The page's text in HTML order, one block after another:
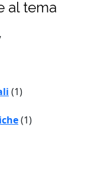
al tema
(1)
(1)